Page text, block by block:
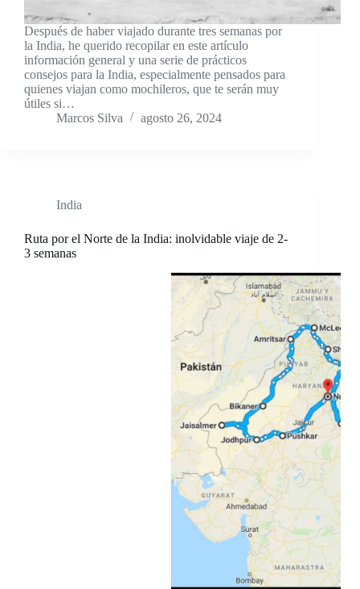
Después de haber viajado durante tres semanas por
la India, he querido recopilar en este artículo
información general y una serie de prácticos
consejos para la India, especialmente pensados para
quienes viajan como mochileros, que te serán muy
útiles si…
Marcos Silva
agosto 26, 2024
India
Ruta por el Norte de la India: inolvidable viaje de 2-
3 semanas